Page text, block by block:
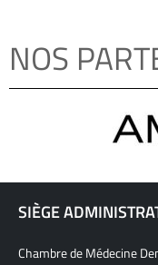
NOS
SIÈGE
Chambre de Médecine